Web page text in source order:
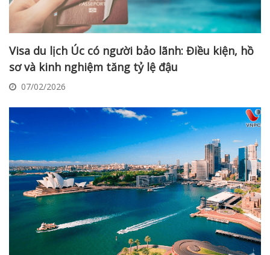
Visa du lịch Úc có người bảo lãnh: Điều kiện, hồ
sơ và kinh nghiệm tăng tỷ lệ đậu
07/02/2026